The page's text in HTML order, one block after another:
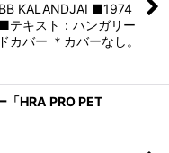
KALANDJAI ■1974
テキスト：ハンガリー
バー ＊カバーなし。
「HRA PRO PET